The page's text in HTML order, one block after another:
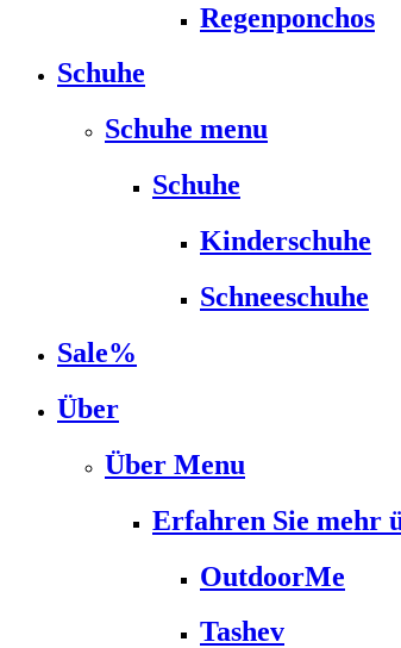
Regenponchos
Schuhe
Schuhe menu
Schuhe
Kinderschuhe
Schneeschuhe
Sale%
Über
Über Menu
Erfahren Sie mehr
OutdoorMe
Tashev